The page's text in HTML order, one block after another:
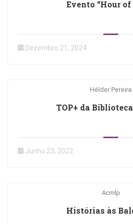
Evento “Hour of
Dezembro 21, 2024
Hélder Pereira
TOP+ da
Junho 23, 2022
Acmlp
Histórias às